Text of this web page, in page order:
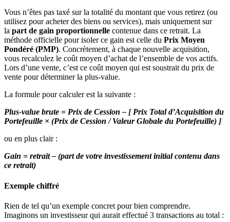
Vous n’êtes pas taxé sur la totalité du montant que vous retirez (ou
utilisez pour acheter des biens ou services), mais uniquement sur
la part de gain proportionnelle contenue dans ce retrait. La
méthode officielle pour isoler ce gain est celle du Prix Moyen
Pondéré (PMP). Concrètement, à chaque nouvelle acquisition,
vous recalculez le coût moyen d’achat de l’ensemble de vos actifs.
Lors d’une vente, c’est ce coût moyen qui est soustrait du prix de
vente pour déterminer la plus-value.
La formule pour calculer est la suivante :
Plus-value brute = Prix de Cession – [ Prix Total d’Acquisition du
Portefeuille × (Prix de Cession / Valeur Globale du Portefeuille) ]
ou en plus clair :
Gain = retrait – (part de votre investissement initial contenu dans
ce retrait)
Exemple chiffré
Rien de tel qu’un exemple concret pour bien comprendre.
Imaginons un investisseur qui aurait effectué 3 transactions au total :